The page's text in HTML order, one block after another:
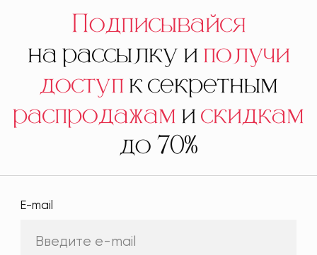
Подписывайся
на рассылку иполучи
доступк секретным
распродажамискидкам
до 70%
E-mail